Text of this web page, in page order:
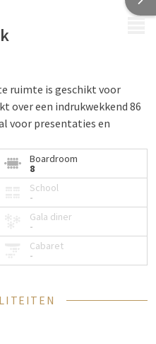
ruimte is geschikt voor
over een indrukwekkend 86
voor presentaties en
Boardroom
8
School
-
Gala diner
-
Cabaret
-